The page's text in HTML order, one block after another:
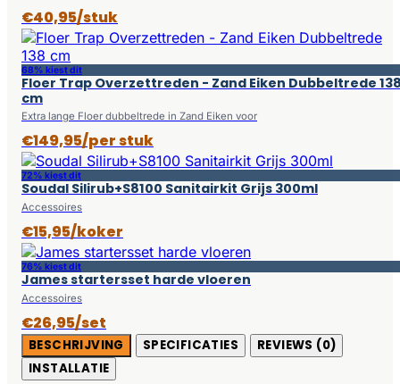
€40,95/stuk
68% kiest dit
Floer Trap Overzettreden - Zand Eiken Dubbeltrede
cm
Extra lange Floer dubbeltrede in Zand Eiken voor
€149,95/per stuk
72% kiest dit
Soudal Silirub+S8100 Sanitairkit Grijs 300ml
Accessoires
€15,95/koker
76% kiest dit
James startersset harde vloeren
Accessoires
€26,95/set
BESCHRIJVING SPECIFICATIES
REVIEWS (0)
INSTALLATIE